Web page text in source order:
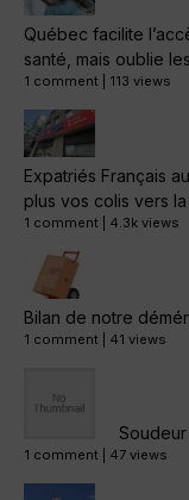
Québec facilite
santé, mais oublie
1 comment 113 views
Expatriés Français
plus vos colis vers
1 comment 4.3k views
Bilan de notre
1 comment 41 views
1 comment 47 views